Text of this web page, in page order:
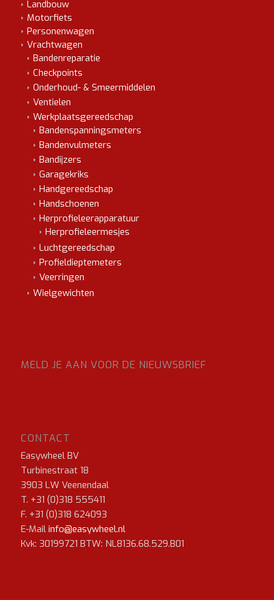
Landbouw
Motorfiets
Personenwagen
Vrachtwagen
Bandenreparatie
Checkpoints
Onderhoud- & Smeermiddelen
Ventielen
Werkplaatsgereedschap
Bandenspanningsmeters
Bandenvulmeters
Bandijzers
Garagekriks
Handgereedschap
Handschoenen
Herprofieleerapparatuur
Herprofieleermesjes
Luchtgereedschap
Profieldieptemeters
Veerringen
Wielgewichten
MELD JE AAN VOOR DE NIEUWSBRIEF
CONTACT
Easywheel BV
Turbinestraat 18
3903 LW Veenendaal
T. +31 (0)318 555411
F. +31 (0)318 624093
E-Mail info@easywheel.nl
Kvk: 30199721 BTW: NL8136.68.529.B01